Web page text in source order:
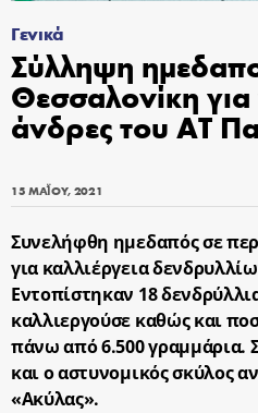
Γενικά
Σύλληψη
Θεσσαλονίκη
άνδρες του ΑΤ
15 ΜΑΪ́ΟΥ, 2021
Συνελήφθη ημεδαπός σε
για καλλιέργεια
Εντοπίστηκαν 18
καλλιεργούσε καθώς και
πάνω από 6.500 γραμμάρια.
και ο αστυνομικός σκύλος
«Ακύλας».